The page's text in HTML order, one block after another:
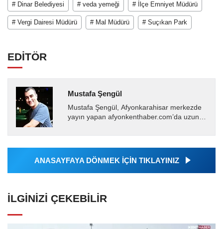
# Dinar Belediyesi # veda yemeği # İlçe Emniyet Müdürü
# Vergi Dairesi Müdürü # Mal Müdürü # Suçıkan Park
EDİTÖR
Mustafa Şengül
Mustafa Şengül, Afyonkarahisar merkezde
yayın yapan afyonkenthaber.com’da uzun
almakta, haber akışı...
ANASAYFAYA DÖNMEK İÇİN TIKLAYINIZ
İLGINIZI ÇEKEBILIR